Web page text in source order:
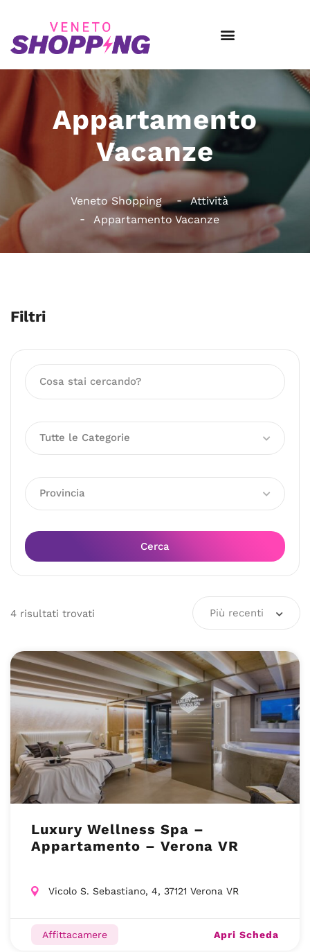
Appartamento
Vacanze
Veneto Shopping
Attività
Appartamento Vacanze
Filtri
Tutte le Categorie
Provincia
Cerca
4 risultati trovati Più recenti
Luxury Wellness Spa –
Appartamento – Verona VR
Vicolo S. Sebastiano, 4, 37121 Verona VR
Affittacamere Apri Scheda